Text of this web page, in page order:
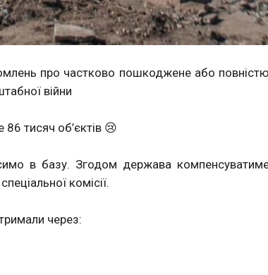
про частково пошкоджене або повністю
війни
тисяч об’єктів 😢
в базу. Згодом держава
комісії.
через: